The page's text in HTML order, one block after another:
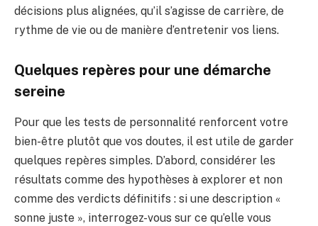
décisions plus alignées, qu’il s’agisse de carrière, de
rythme de vie ou de manière d’entretenir vos liens.
Quelques repères pour une démarche
sereine
Pour que les tests de personnalité renforcent votre
bien-être plutôt que vos doutes, il est utile de garder
quelques repères simples. D’abord, considérer les
résultats comme des hypothèses à explorer et non
comme des verdicts définitifs : si une description «
sonne juste », interrogez-vous sur ce qu’elle vous